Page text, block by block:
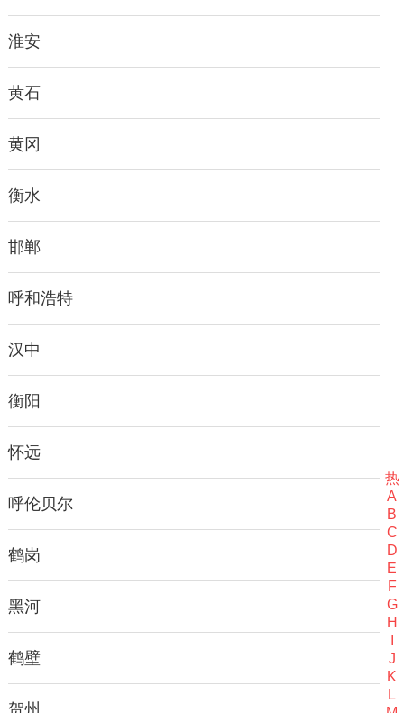
淮安
黄石
黄冈
衡水
邯郸
呼和浩特
汉中
衡阳
怀远
呼伦贝尔
鹤岗
黑河
鹤壁
贺州
热
A
B
C
D
E
F
G
H
J
K
L